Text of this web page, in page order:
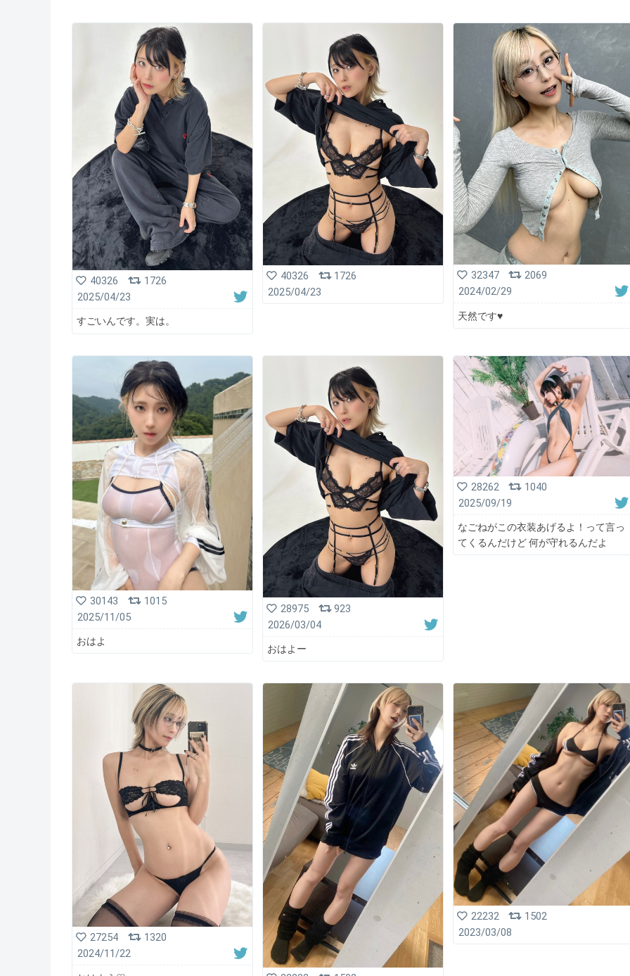
40326
1726
2025/04/23
すごいんです。実は。
40326
1726
2025/04/23
32347
2069
2024/02/29
天然です♥
30143
1015
2025/11/05
おはよ
28975
923
2026/03/04
おはよー
28262
1040
2025/09/19
なごねがこの衣装あげるよ！って言っ
てくるんだけど 何が守れるんだよ
27254
1320
2024/11/22
22232
1502
2023/03/08